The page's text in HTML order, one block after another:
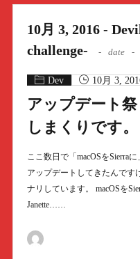
10月 3, 2016 -
challenge-
date
Dev 10月 3,
アップデート
しまくりです。
ここ数日で「macOSをSierra
アップデートしてきたんです
ナリしています。 macOSを
Janette……